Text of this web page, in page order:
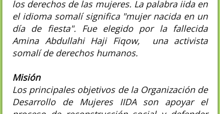
los derechos de las mujeres. La palabra iida en
el idioma somalí significa "mujer nacida en un
día de fiesta". Fue elegido por la fallecida
Amina Abdullahi Haji Fiqow, una activista
somalí de derechos humanos.
Misión
Los principales objetivos de la Organización de
Desarrollo de Mujeres IIDA son apoyar el